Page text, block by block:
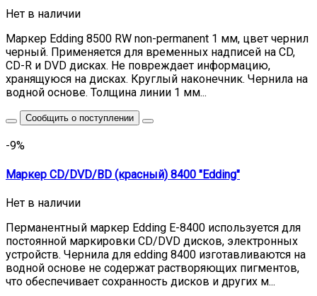
Нет в наличии
Маркер Edding 8500 RW non-permanent 1 мм, цвет чернил
черный. Применяется для временных надписей на CD,
CD-R и DVD дисках. Не повреждает информацию,
хранящуюся на дисках. Круглый наконечник. Чернила на
водной основе. Толщина линии 1 мм...
Сообщить о поступлении
-9%
Маркер CD/DVD/BD (красный) 8400 "Edding"
Нет в наличии
Перманентный маркер Edding E-8400 используется для
постоянной маркировки CD/DVD дисков, электронных
устройств. Чернила для edding 8400 изготавливаются на
водной основе не содержат растворяющих пигментов,
что обеспечивает сохранность дисков и других м...